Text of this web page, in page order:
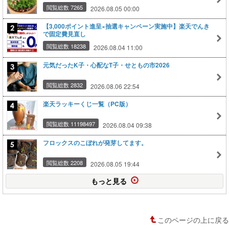
閲覧総数 7265 2026.08.05 00:00
【3,000ポイント進呈×抽選キャンペーン実施中】楽天でんき
で固定費見直し
閲覧総数 18238 2026.08.04 11:00
元気だったK子・心配なT子・せともの市2026
閲覧総数 2832 2026.08.06 22:54
楽天ラッキーくじ一覧（PC版）
閲覧総数 11198497 2026.08.04 09:38
フロックスのこぼれが発芽してます。
閲覧総数 2208 2026.08.05 19:44
もっと見る
このページの上に戻る